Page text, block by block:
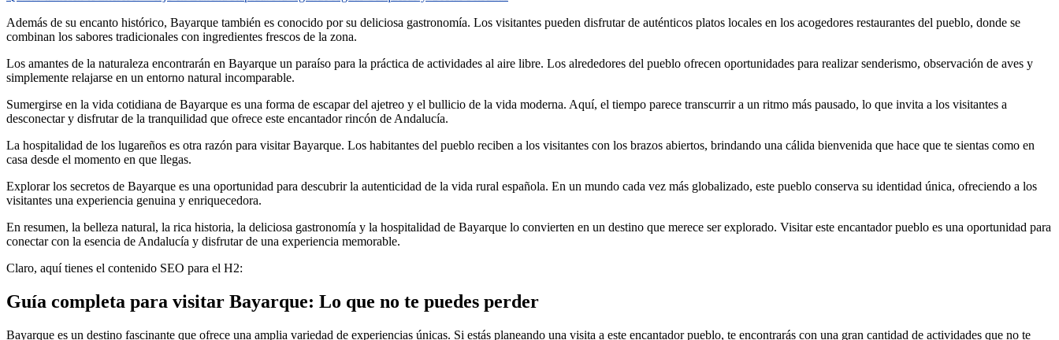
Además de su encanto histórico, Bayarque también es conocido por su deliciosa gastronomía. Los visitantes pueden disfrutar de auténticos platos locales en los acogedores restaurantes del pueblo, donde se
combinan los sabores tradicionales con ingredientes frescos de la zona.
Los amantes de la naturaleza encontrarán en Bayarque un paraíso para la práctica de actividades al aire libre. Los alrededores del pueblo ofrecen oportunidades para realizar senderismo, observación de aves y
simplemente relajarse en un entorno natural incomparable.
Sumergirse en la vida cotidiana de Bayarque es una forma de escapar del ajetreo y el bullicio de la vida moderna. Aquí, el tiempo parece transcurrir a un ritmo más pausado, lo que invita a los visitantes a
desconectar y disfrutar de la tranquilidad que ofrece este encantador rincón de Andalucía.
La hospitalidad de los lugareños es otra razón para visitar Bayarque. Los habitantes del pueblo reciben a los visitantes con los brazos abiertos, brindando una cálida bienvenida que hace que te sientas como en
casa desde el momento en que llegas.
Explorar los secretos de Bayarque es una oportunidad para descubrir la autenticidad de la vida rural española. En un mundo cada vez más globalizado, este pueblo conserva su identidad única, ofreciendo a los
visitantes una experiencia genuina y enriquecedora.
En resumen, la belleza natural, la rica historia, la deliciosa gastronomía y la hospitalidad de Bayarque lo convierten en un destino que merece ser explorado. Visitar este encantador pueblo es una oportunidad para
conectar con la esencia de Andalucía y disfrutar de una experiencia memorable.
Claro, aquí tienes el contenido SEO para el H2:
Guía completa para visitar Bayarque: Lo que no te puedes perder
Bayarque es un destino fascinante que ofrece una amplia variedad de experiencias únicas. Si estás planeando una visita a este encantador pueblo, te encontrarás con una gran cantidad de actividades que no te